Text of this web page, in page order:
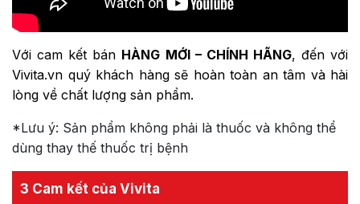
Với cam kết bán HÀNG MỚI – CHÍNH HÃNG, đến với
Vivita.vn quý khách hàng sẽ hoàn toàn an tâm và hài
lòng về chất lượng sản phẩm.
*Lưu ý: Sản phẩm không phải là thuốc và không thể
dùng thay thế thuốc trị bệnh
3 Cam kết của Vivita